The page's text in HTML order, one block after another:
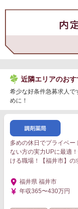
近隣エリアのおす
希少な好条件急募求人で
めに！
多めの休日でプライベー
ない方の実力UPに最適
ける職場！【福井市】の
福井県 福井市
年収365〜430万円